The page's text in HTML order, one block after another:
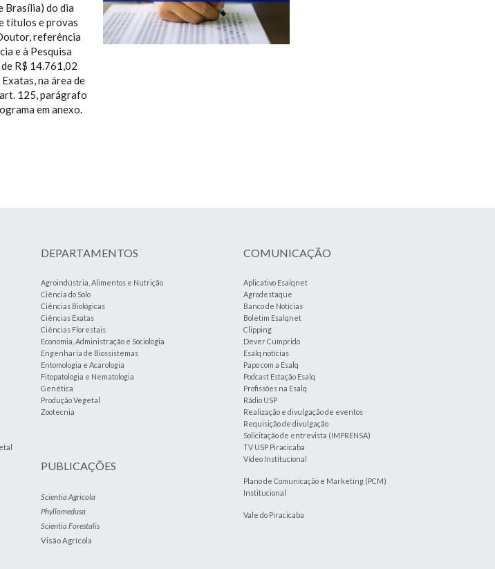
Brasília) do dia
títulos e provas
referência
e à Pesquisa
R$ 14.761,02
na área de
125, parágrafo
em anexo.
DE DADOS.PDF
DEPARTAMENTOS
Agroindústria, Alimentos e Nutrição
Ciência do Solo
Ciências Biológicas
Ciências Exatas
Ciências Florestais
Economia, Administração e Sociologia
Engenharia de Biossistemas
Entomologia e Acarologia
Fitopatologia e Nematologia
Genética
Produção Vegetal
Zootecnia
PUBLICAÇÕES
Scientia Agricola
Phyllomedusa
Scientia Forestalis
Visão Agrícola
COMUNICAÇÃO
Aplicativo Esalqnet
Agrodestaque
Banco de Notícias
Boletim Esalqnet
Clipping
Dever Cumprido
Esalq notícias
Papo com a Esalq
Podcast Estação Esalq
Profissões na Esalq
Rádio USP
Realização e divulgação de eventos
Requisição de divulgação
Solicitação de entrevista (IMPRENSA)
TV USP Piracicaba
Vídeo Institucional
Plano de Comunicação e Marketing (PCM)
Institucional
Vale do Piracicaba